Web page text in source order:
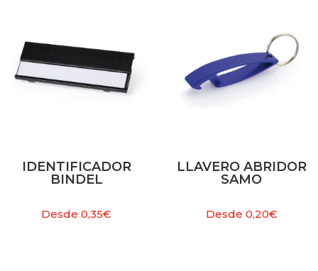
IDENTIFICADOR
BINDEL
Desde0,35€
LLAVERO ABRIDOR
SAMO
Desde 0,20€